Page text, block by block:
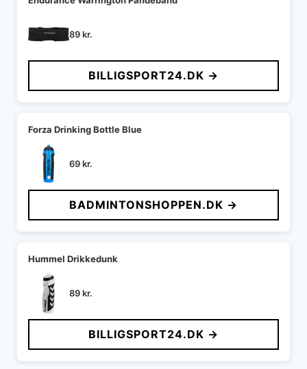
89kr.
BILLIGSPORT24.DK →
Forza Drinking Bottle Blue
69kr.
BADMINTONSHOPPEN.DK →
Hummel Drikkedunk
89kr.
BILLIGSPORT24.DK →